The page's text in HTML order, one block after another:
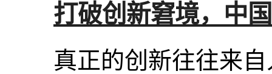
打破创新窘境，中
真正的创新往往来